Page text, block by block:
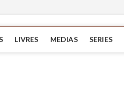
LIVRES MEDIAS SERIES